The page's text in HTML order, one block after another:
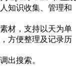
知识收集、管理和
材，支持以天为单
方便整理及记录历
出搜索。